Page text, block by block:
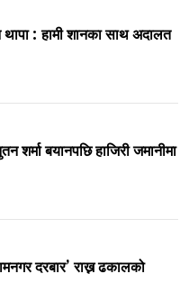
: हामी शानका साथ अदालत
शर्मा बयानपछि हाजिरी जमानीमा
दरबार’ राख्न ढकालको